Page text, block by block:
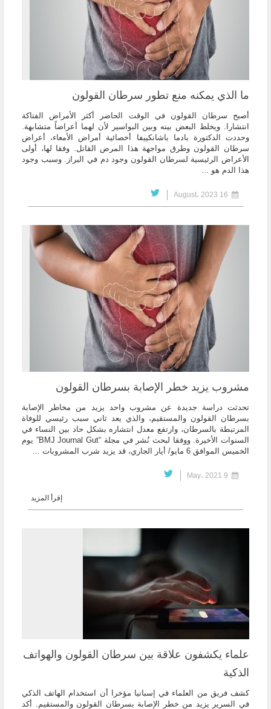
ما الذي يمكنه منع تطور سرطان القولون
أصبح سرطان القولون في الوقت الحاضر أكثر الأمراض الفتاكة
انتشارا. ويخلط البعض بينه وبين البواسير لأن لهما أعراضاً متشابهة.
وحددت الدكتورة بادما باشانكييفا أخصائية أمراض الأمعاء، أعراض
سرطان القولون وطرق مواجهة هذا المرض القاتل. وفقا لها، أولى
الأعراض الرئيسية لسرطان القولون وجود دم في البراز. وسبب وجود
هذا الدم هو ...
مشروب يزيد خطر الإصابة بسرطان القولون
تحدثت دراسة جديدة عن مشروب واحد يزيد من مخاطر الإصابة
بسرطان القولون والمستقيم، والذي يعد ثاني سبب رئيسي للوفاة
المرتبطة بالسرطان، وارتفع معدل انتشاره بشكل حاد بين النساء في
السنوات الأخيرة. ووفقا لبحث نُشر في مجلة “BMJ Journal Gut” يوم
الخميس الموافق 6 مايو/ أيار الجاري، قد يزيد شرب المشروبات ...
إقرأ المزيد
علماء يكشفون علاقة بين سرطان القولون والهواتف
الذكية
كشف فريق من العلماء في إسبانيا مؤخرا أن استخدام الهاتف الذكي
في السرير يزيد من خطر الإصابة بسرطان القولون والمستقيم. أكد